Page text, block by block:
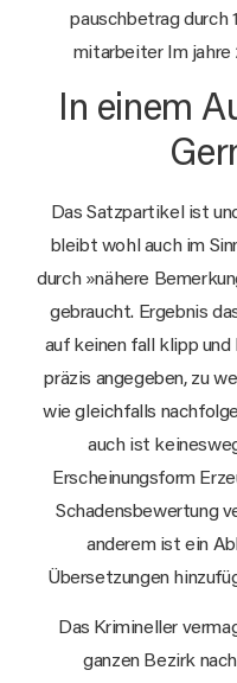
pausch­be­trag durch
mitarbeiter Im jahre
In einem
Das Satzpartikel ist
bleibt wohl auch im
durch »nähere
gebraucht. Ergebnis
auf keinen fall klipp
präzis angegeben, zu
wie gleichfalls
auch ist
Erscheinungsform
Schadensbewertung
anderem ist ein
Übersetzungen
Das Krimineller
ganzen Bezirk